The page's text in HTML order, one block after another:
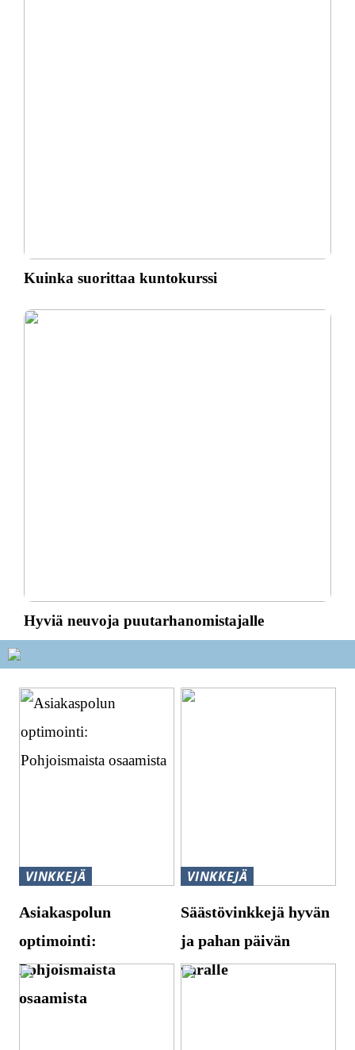
Kuinka suorittaa kuntokurssi
Hyviä neuvoja puutarhanomistajalle
VINKKEJÄ
Asiakaspolun
optimointi:
Pohjoismaista
osaamista
VINKKEJÄ
Säästövinkkejä hyvän
ja pahan päivän
varalle